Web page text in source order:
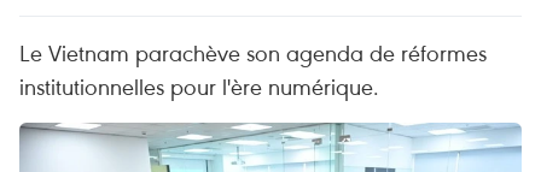
Le Vietnam parachève son agenda de réformes
institutionnelles pour l'ère numérique.